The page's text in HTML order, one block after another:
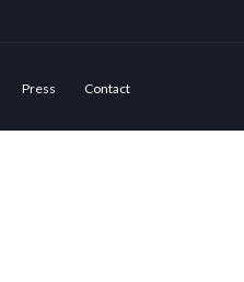
Press Contact